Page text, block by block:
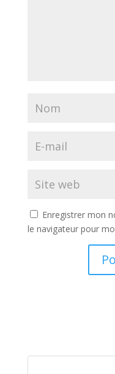
Enregistrer mon
le navigateur pour